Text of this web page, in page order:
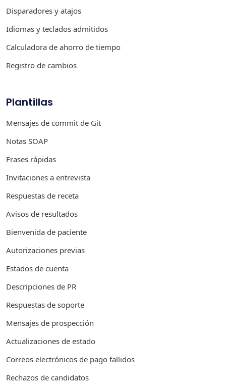
Disparadores y atajos
Idiomas y teclados admitidos
Calculadora de ahorro de tiempo
Registro de cambios
Plantillas
Mensajes de commit de Git
Notas SOAP
Frases rápidas
Invitaciones a entrevista
Respuestas de receta
Avisos de resultados
Bienvenida de paciente
Autorizaciones previas
Estados de cuenta
Descripciones de PR
Respuestas de soporte
Mensajes de prospección
Actualizaciones de estado
Correos electrónicos de pago fallidos
Rechazos de candidatos